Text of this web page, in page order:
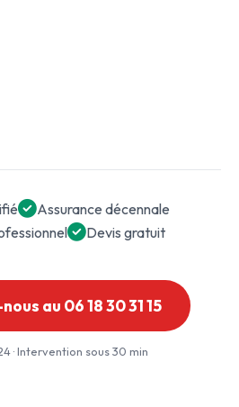
Assurance décennale
Devis gratuit
au 06 18 30 31 15
· Intervention sous 30 min